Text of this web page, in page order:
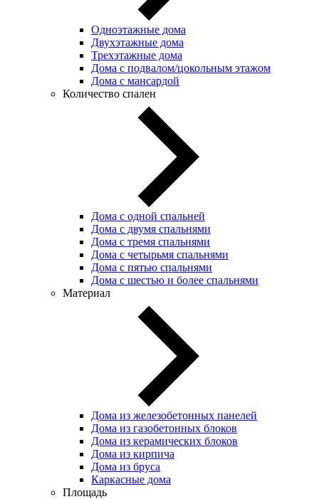
Одноэтажные дома
Двухэтажные дома
Трехэтажные дома
Дома с подвалом/цокольным этажом
Дома с мансардой
Количество спален
Дома с одной спальней
Дома с двумя спальнями
Дома с тремя спальнями
Дома с четырьмя спальнями
Дома с пятью спальнями
Дома с шестью и более спальнями
Материал
Дома из железобетонных панелей
Дома из газобетонных блоков
Дома из керамических блоков
Дома из кирпича
Дома из бруса
Каркасные дома
Площадь